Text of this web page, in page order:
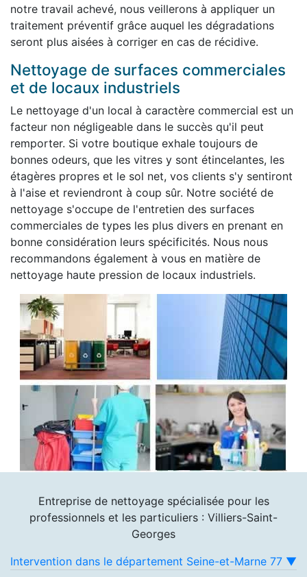
notre travail achevé, nous veillerons à appliquer un
traitement préventif grâce auquel les dégradations
seront plus aisées à corriger en cas de récidive.
Nettoyage de surfaces commerciales
et de locaux industriels
Le nettoyage d'un local à caractère commercial est un
facteur non négligeable dans le succès qu'il peut
remporter. Si votre boutique exhale toujours de
bonnes odeurs, que les vitres y sont étincelantes, les
étagères propres et le sol net, vos clients s'y sentiront
à l'aise et reviendront à coup sûr. Notre société de
nettoyage s'occupe de l'entretien des surfaces
commerciales de types les plus divers en prenant en
bonne considération leurs spécificités. Nous nous
recommandons également à vous en matière de
nettoyage haute pression de locaux industriels.
Entreprise de nettoyage spécialisée pour les
professionnels et les particuliers : Villiers-Saint-
Georges
Intervention dans le département Seine-et-Marne 77 ▼